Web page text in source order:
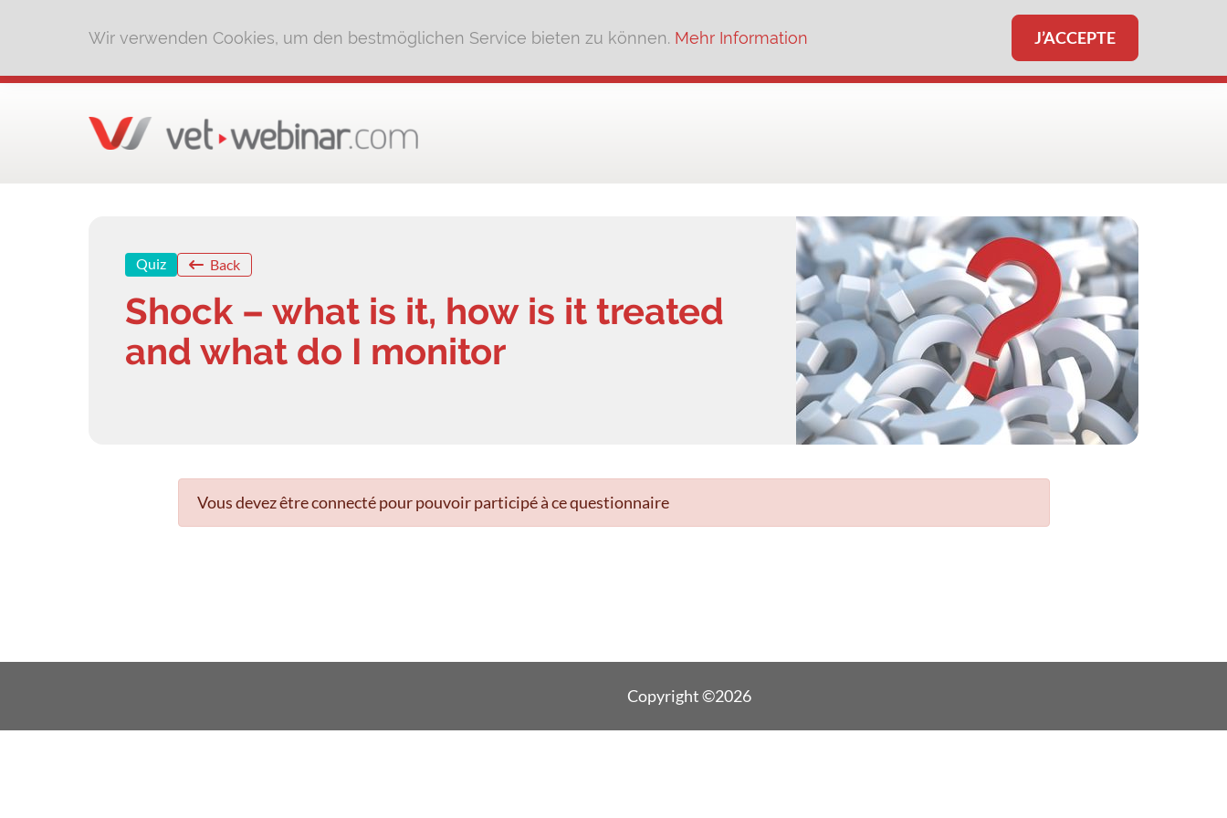
Wir verwenden Cookies, um den bestmöglichen Service bieten zu können. Mehr Information J’ACCEPTE
Quiz Back
Shock – what is it, how is it treated
and what do I monitor
Vous devez être connecté pour pouvoir participé à ce questionnaire
Copyright ©2026